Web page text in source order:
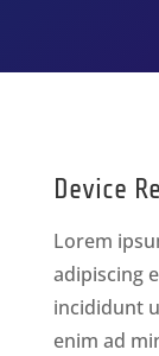
Device
Lorem
adipiscing
incididunt
enim ad